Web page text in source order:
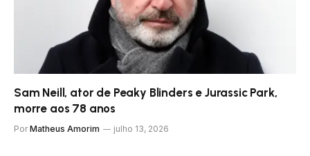
Sam Neill, ator de Peaky Blinders e Jurassic Park,
morre aos 78 anos
Por Matheus Amorim julho 13, 2026